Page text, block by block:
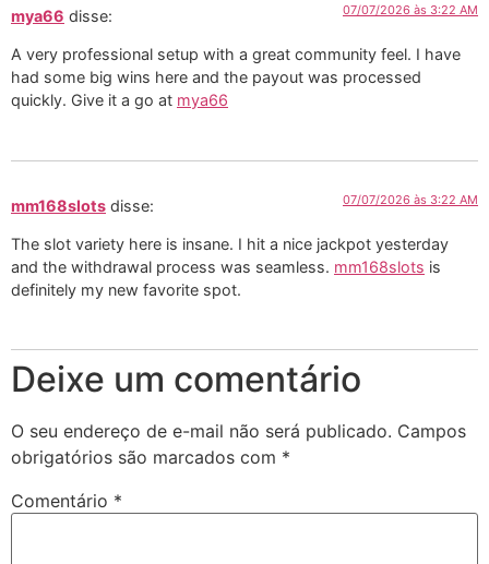
mya66 disse: 07/07/2026 às 3:22 AM
A very professional setup with a great community feel. I have
had some big wins here and the payout was processed
quickly. Give it a go at mya66
mm168slots disse: 07/07/2026 às 3:22 AM
The slot variety here is insane. I hit a nice jackpot yesterday
and the withdrawal process was seamless. mm168slots is
definitely my new favorite spot.
Deixe um comentário
O seu endereço de e-mail não será publicado. Campos
obrigatórios são marcados com *
Comentário *